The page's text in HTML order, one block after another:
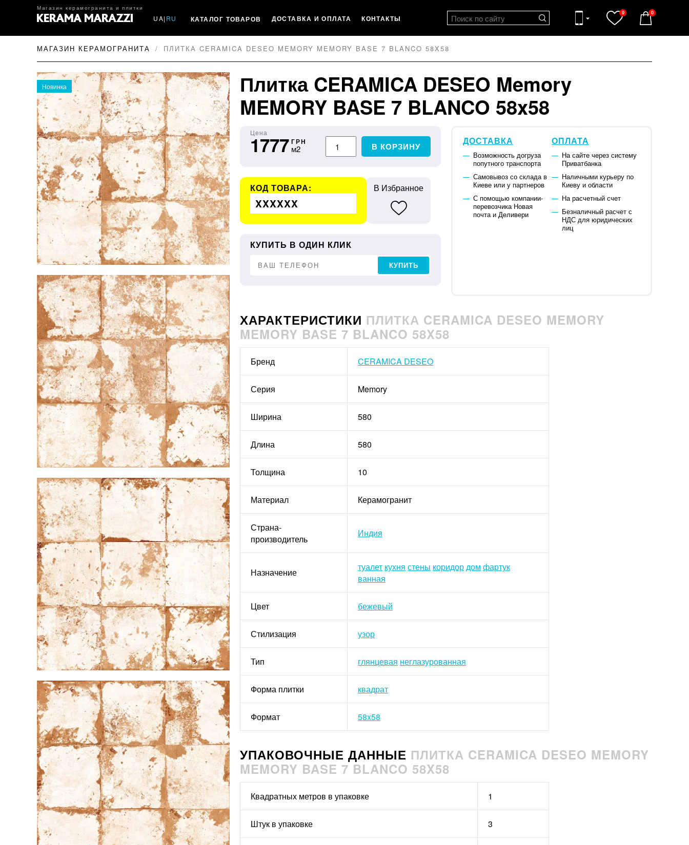
Магазин керамогранита и плитки
UA| RU КАТАЛОГ ТОВАРОВ ДОСТАВКА И ОПЛАТА КОНТАКТЫ
0 0
МАГАЗИН КЕРАМОГРАНИТА ПЛИТКА CERAMICA DESEO MEMORY MEMORY BASE 7 BLANCO 58X58
Новинка
Плитка CERAMICA DESEO Memory
MEMORY BASE 7 BLANCO 58x58
Цена
1777 ГРН
м2 В КОРЗИНУ
КОД ТОВАРА:
XXXXXX
В Избранное
КУПИТЬ В ОДИН КЛИК
КУПИТЬ
ДОСТАВКА
Возможность догруза
попутного транспорта
Самовывоз со склада в
Киеве или у партнеров
С помощью компании-
перевозчика Новая
почта и Деливери
ОПЛАТА
На сайте через систему
Приватбанка
Наличными курьеру по
Киеву и области
На расчетный счет
Безналичный расчет с
НДС для юридических
лиц
ХАРАКТЕРИСТИКИ ПЛИТКА CERAMICA DESEO MEMORY
MEMORY BASE 7 BLANCO 58X58
Бренд CERAMICA DESEO
Серия Memory
Ширина 580
Длина 580
Толщина 10
Материал Керамогранит
Страна-
производитель
Индия
Назначение туалет кухня стены коридордом фартук
ванная
Цвет бежевый
Стилизация узор
Тип глянцевая неглазурованная
Форма плитки квадрат
Формат 58x58
УПАКОВОЧНЫЕ ДАННЫЕ ПЛИТКА CERAMICA DESEO MEMORY
MEMORY BASE 7 BLANCO 58X58
Квадратных метров в упаковке 1
Штук в упаковке 3